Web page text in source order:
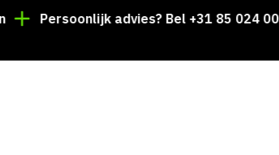
Persoonlijk advies? Bel +31 85 024 0044